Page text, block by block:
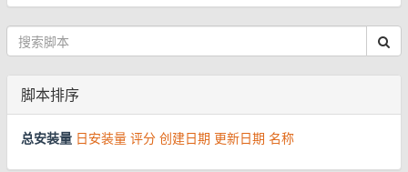
脚本排序
总安装量 日安装量 评分 创建日期 更新日期 名称